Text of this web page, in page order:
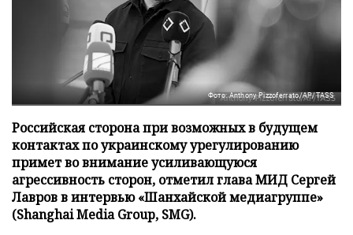
Фото: Anthony Pizzoferrato/AP/TASS
Российская сторона при возможных в будущем
контактах по украинскому урегулированию
примет во внимание усиливающуюся
агрессивность сторон, отметил глава МИД Сергей
Лавров в интервью «Шанхайской медиагруппе»
(Shanghai Media Group, SMG).